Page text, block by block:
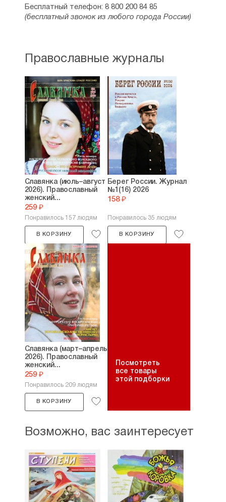
Бесплатный телефон: 8 800 200 84 85
(бесплатный звонок из любого города России)
Православные журналы
Славянка (июль–август
2026). Православный
женский...
259 ₽
Понравилось 157 людям
В КОРЗИНУ
Берег России. Журнал
№1(16) 2026
158 ₽
Понравилось 35 людям
В КОРЗИНУ
Славянка (март–апрель
2026). Православный
женский...
259 ₽
Понравилось 209 людям
В КОРЗИНУ
Посмотреть
все товары
этой подборки
Возможно, вас заинтересует